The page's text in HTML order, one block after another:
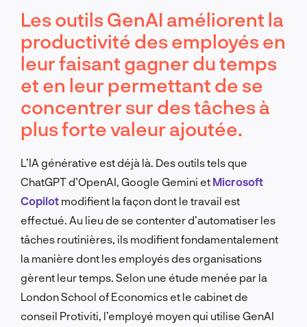
Les outils GenAI améliorent la
productivité des employés en
leur faisant gagner du temps
et en leur permettant de se
concentrer sur des tâches à
plus forte valeur ajoutée.
L’IA générative est déjà là. Des outils tels que
ChatGPT d’OpenAI, Google Gemini et Microsoft
Copilot modifient la façon dont le travail est
effectué. Au lieu de se contenter d’automatiser les
tâches routinières, ils modifient fondamentalement
la manière dont les employés des organisations
gèrent leur temps. Selon une étude menée par la
London School of Economics et le cabinet de
conseil Protiviti, l’employé moyen qui utilise GenAI